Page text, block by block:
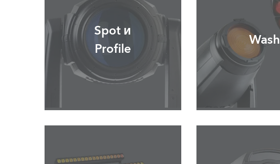
Spot и
Profile
Wash